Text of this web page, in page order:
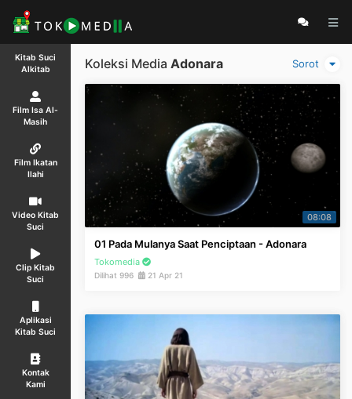
Kitab Suci
Alkitab
Film Isa Al-
Masih
Film Ikatan
Ilahi
Video Kitab
Suci
Clip Kitab
Suci
Aplikasi
Kitab Suci
Kontak
Kami
Sorot
Koleksi Media Adonara
08:08
01 Pada Mulanya Saat Penciptaan - Adonara
Tokomedia
Dilihat 996 21 Apr 21